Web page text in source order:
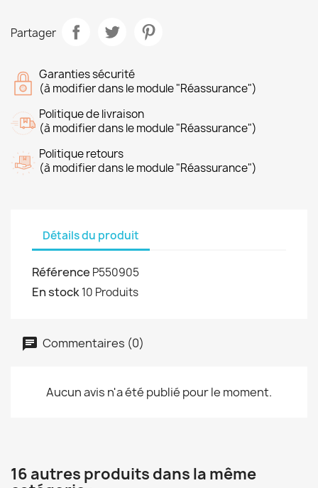
Partager
Garanties sécurité
(à modifier dans le module "Réassurance")
Politique de livraison
(à modifier dans le module "Réassurance")
Politique retours
(à modifier dans le module "Réassurance")
Détails du produit
Référence P550905
En stock10 Produits
Commentaires (0)
Aucun avis n'a été publié pour le moment.
16 autres produits dans la même